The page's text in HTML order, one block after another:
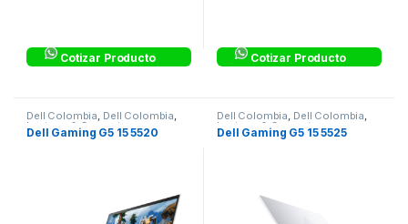
Cotizar Producto Cotizar Producto
Dell Colombia, Dell Colombia,
Laptops & Computers
Dell Gaming G5 15 5520
Dell Colombia, Dell Colombia,
Laptops & Computers
Dell Gaming G5 15 5525